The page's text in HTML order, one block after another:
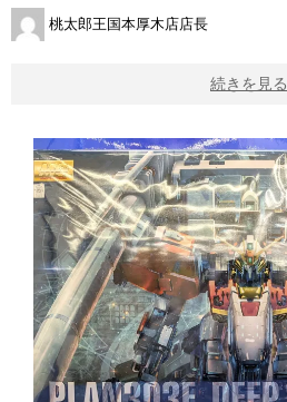
桃太郎王国本厚木店店長
続きを見る